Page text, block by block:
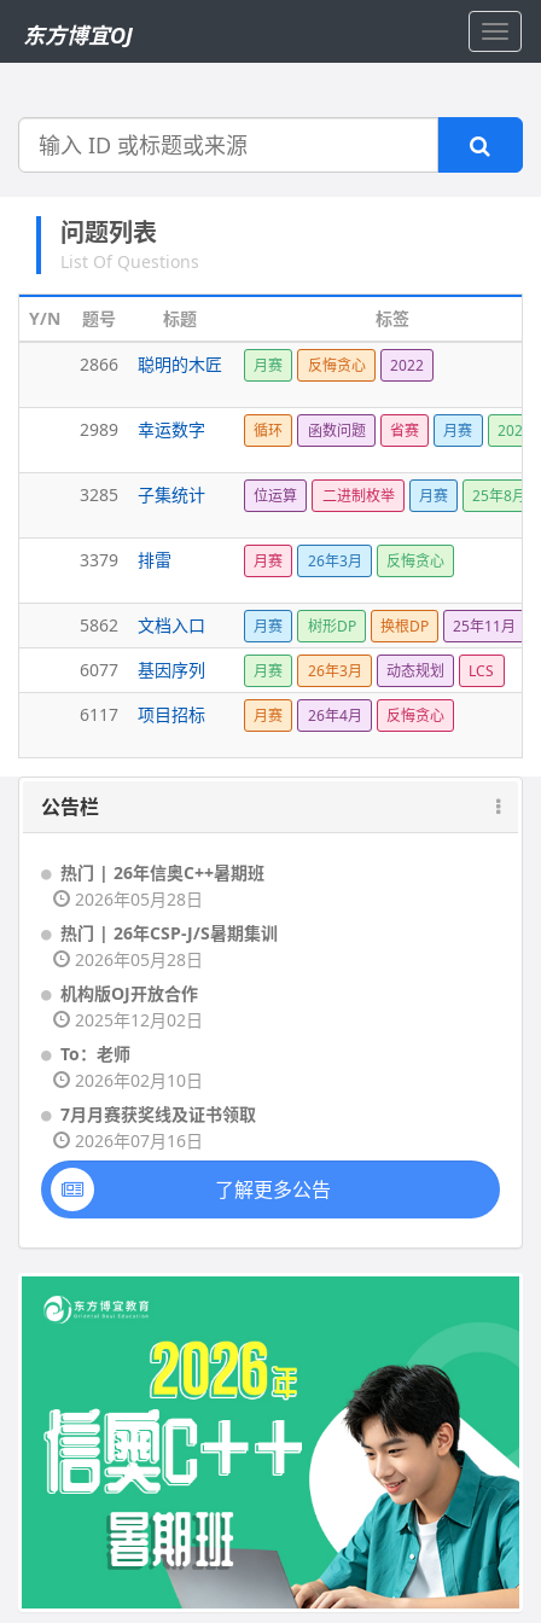
东方博宜OJ
搜
问题列表
List Of Questions
Y/N 题号 标题
标签
2866
聪明的木匠 月赛 反悔贪心 2022
2989 幸运数字 循环 函数问题 省赛 月赛 2023
3285 子集统计 位运算 二进制枚举 月赛 25年8月
3379 排雷 月赛 26年3月 反悔贪心
5862 文档入口 月赛 树形DP 换根DP 25年11月
6077 基因序列 月赛 26年3月 动态规划 LCS
6117 项目招标 月赛 26年4月 反悔贪心
公告栏
热门 | 26年信奥C++暑期班
2026年05月28日
热门 | 26年CSP-J/S暑期集训
2026年05月28日
机构版OJ开放合作
2025年12月02日
To：老师
2026年02月10日
7月月赛获奖线及证书领取
2026年07月16日
了解更多公告